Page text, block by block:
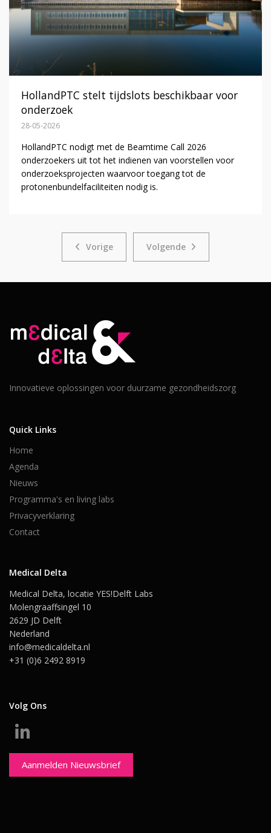
HollandPTC stelt tijdslots beschikbaar voor
onderzoek
28-05-2026
HollandPTC nodigt met de Beamtime Call 2026
onderzoekers uit tot het indienen van voorstellen voor
onderzoeksprojecten waarvoor toegang tot de
protonenbundelfaciliteiten nodig is.
VorigeVorige Volgende
Innovatieve oplossingen voor duurzame gezondheidszorg
Quick Links
Home
Agenda
Nieuws
Programma's en living labs
Privacyverklaring
Contact
Medical Delta
Medical Delta, locatie YES!Delft Labs
Molengraaffsingel 10
2629 JD Delft
Nederland
info@medicaldelta.nl
+31 (0)6 2492 8919
Volg Ons
Aanmelden Nieuwsbrief